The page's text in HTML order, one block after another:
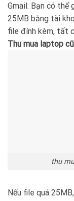
Gmail. Bạn có thể
25MB bằng tài
file đính kèm, tất
Thu mua laptop
thu
Nếu file quá